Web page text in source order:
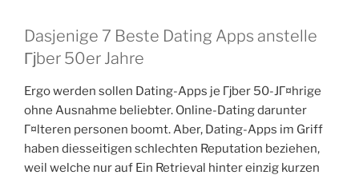
Dasjenige 7 Beste Dating Apps anstelle
Гјber 50er Jahre
Ergo werden sollen Dating-Apps je Гјber 50-JГ¤hrige
ohne Ausnahme beliebter. Online-Dating darunter
Г¤lteren personen boomt. Aber, Dating-Apps im Griff
haben diesseitigen schlechten Reputation beziehen,
weil welche nur auf Ein Retrieval hinter einzig kurzen